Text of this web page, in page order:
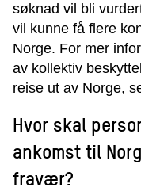
søknad vil bli
vil kunne få flere
Norge. For mer
av kollektiv
reise ut av Norge,
Hvor skal
ankomst til
fravær?